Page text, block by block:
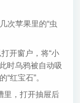
次苹果里的“虫
开窗户，将“小
时乌鸦被自动吸
红宝石”。
里，打开抽屉后